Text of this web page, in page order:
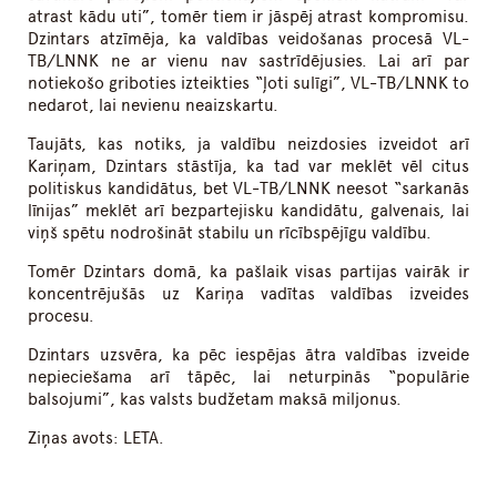
atrast kādu uti”, tomēr tiem ir jāspēj atrast kompromisu.
Dzintars atzīmēja, ka valdības veidošanas procesā VL-
TB/LNNK ne ar vienu nav sastrīdējusies. Lai arī par
notiekošo griboties izteikties “ļoti sulīgi”, VL-TB/LNNK to
nedarot, lai nevienu neaizskartu.
Taujāts, kas notiks, ja valdību neizdosies izveidot arī
Kariņam, Dzintars stāstīja, ka tad var meklēt vēl citus
politiskus kandidātus, bet VL-TB/LNNK neesot “sarkanās
līnijas” meklēt arī bezpartejisku kandidātu, galvenais, lai
viņš spētu nodrošināt stabilu un rīcībspējīgu valdību.
Tomēr Dzintars domā, ka pašlaik visas partijas vairāk ir
koncentrējušās uz Kariņa vadītas valdības izveides
procesu.
Dzintars uzsvēra, ka pēc iespējas ātra valdības izveide
nepieciešama arī tāpēc, lai neturpinās “populārie
balsojumi”, kas valsts budžetam maksā miljonus.
Ziņas avots: LETA.